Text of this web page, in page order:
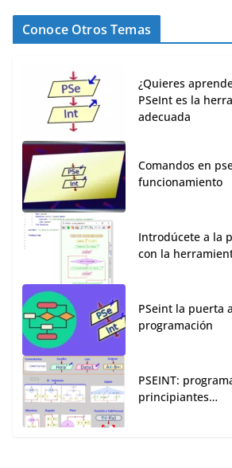
Conoce Otros Temas
¿Quieres
PSeInt es la
adecuada
Comandos en
funcionamiento
Introdúcete a la
con la
PSeint la puerta
programación
PSEINT:
principiantes…